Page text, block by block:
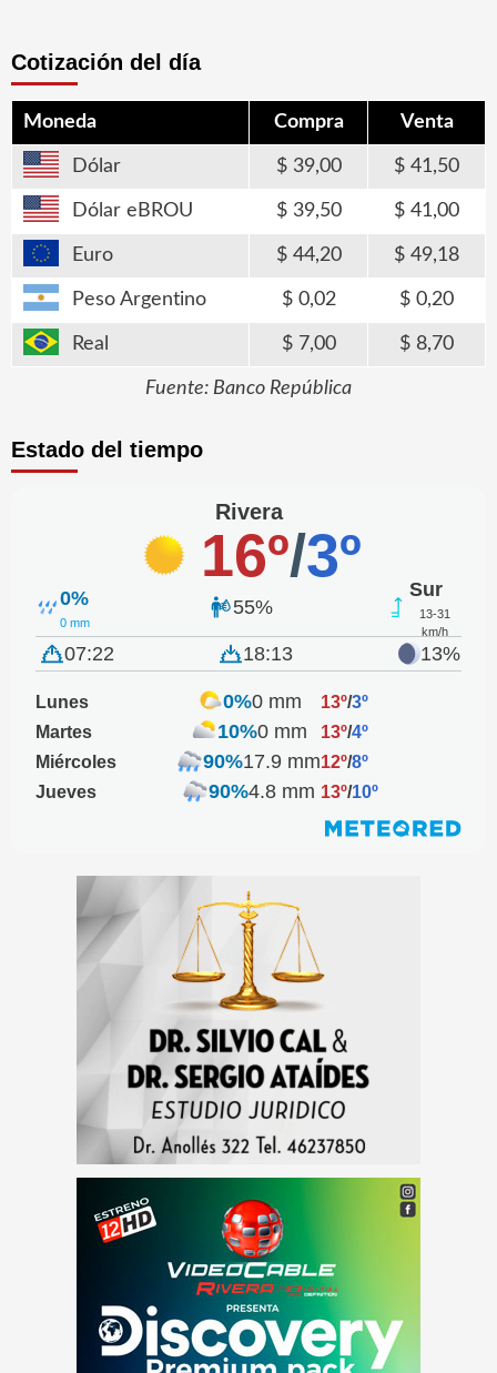
Cotización del día
Moneda Compra Venta
Dólar 39,00 41,50
Dólar eBROU 39,50 41,00
Euro 44,20 49,18
Peso Argentino 0,02 0,20
Real 7,00 8,70
Fuente: Banco República
Estado del tiempo
Rivera
16º/3º
0%
0 mm
55%
Sur
13-31
km/h
07:22 18:13 13%
Lunes 0%0 mm 13º/3º
Martes
10%0 mm 13º/4º
Miércoles
90%17.9 mm12º/8º
Jueves
90%4.8 mm 13º/10º